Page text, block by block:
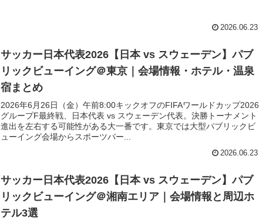
2026.06.23
サッカー日本代表2026【日本 vs スウェーデン】パブ
リックビューイング＠東京｜会場情報・ホテル・温泉
宿まとめ
2026年6月26日（金）午前8:00キックオフのFIFAワールドカップ2026
グループF最終戦、日本代表 vs スウェーデン代表。決勝トーナメント
進出を左右する可能性がある大一番です。東京では大型パブリックビ
ューイング会場からスポーツバー...
2026.06.23
サッカー日本代表2026【日本 vs スウェーデン】パブ
リックビューイング＠湘南エリア｜会場情報と周辺ホ
テル3選